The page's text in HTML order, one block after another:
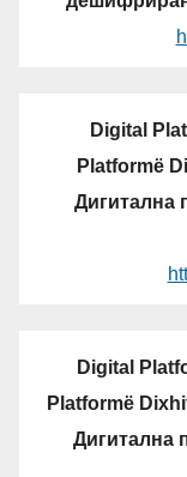
Digital
Platformë
Дигитална
Digital
Platformë
Дигитална